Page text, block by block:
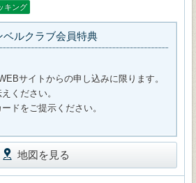
キング
ベルクラブ会員特典
サイトからの申し込みに限ります。
ください。
ドをご提示ください。
地図を見る